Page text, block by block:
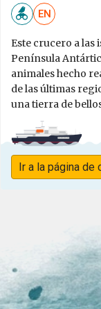
EN
Este crucero a las
Península
animales hecho
de las últimas
una tierra de
Ir a la página de